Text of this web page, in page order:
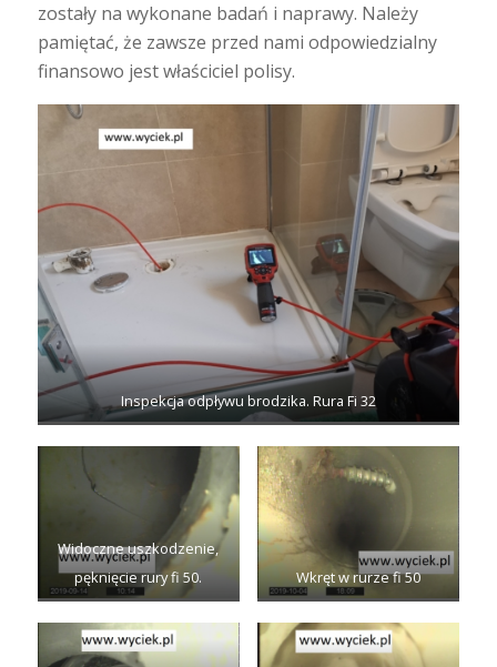
zostały na wykonane badań i naprawy. Należy
pamiętać, że zawsze przed nami odpowiedzialny
finansowo jest właściciel polisy.
Inspekcja odpływu brodzika. Rura Fi 32
Widoczne uszkodzenie,
pęknięcie rury fi 50.
Wkręt w rurze fi 50